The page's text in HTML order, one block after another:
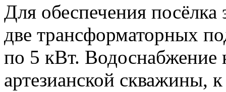
Для обеспечения посёлка
две трансформаторных
по 5 кВт. Водоснабжение
артезианской скважины,